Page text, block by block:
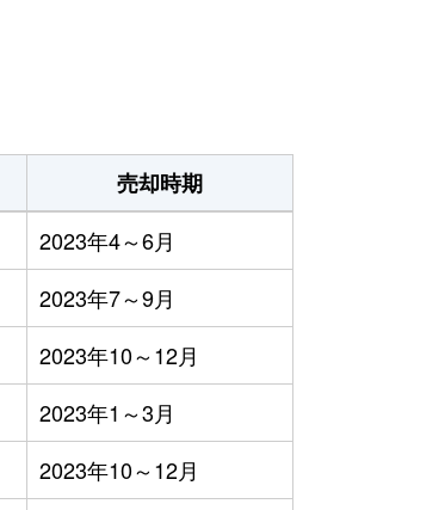
売却時期
2023年4～6月
2023年7～9月
2023年10～12月
2023年1～3月
2023年10～12月